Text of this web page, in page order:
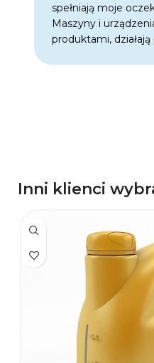
spełniają moje
Maszyny i
produktami,
Inni klienci